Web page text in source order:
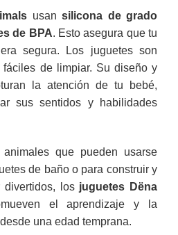
usansilicona de grado
de BPA. Esto asegura que tu
segura. Los juguetes son
fáciles de limpiar. Su diseño y
la atención de tu bebé,
sus sentidos y habilidades
que pueden usarse
de baño o para construir y
divertidos, los juguetes Dëna
el aprendizaje y la
una edad temprana.